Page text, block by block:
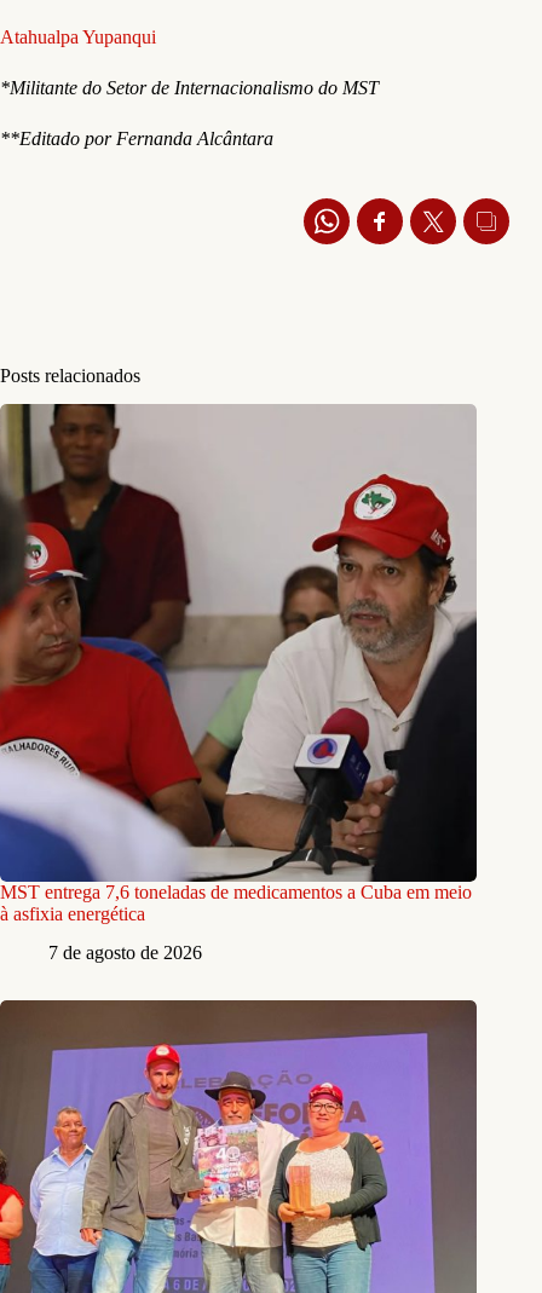
Atahualpa Yupanqui
*Militante do Setor de Internacionalismo do MST
**Editado por Fernanda Alcântara
Posts relacionados
MST entrega 7,6 toneladas de medicamentos a Cuba em meio
à asfixia energética
7 de agosto de 2026